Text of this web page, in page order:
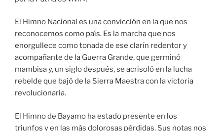
El Himno Nacional es una convicción en la que nos
reconocemos como país. Es la marcha que nos
enorgullece como tonada de ese clarín redentor y
acompañante de la Guerra Grande, que germinó
mambisa y, un siglo después, se acrisoló en la lucha
rebelde que bajó de la Sierra Maestra con la victoria
revolucionaria.
El Himno de Bayamo ha estado presente en los
triunfos y en las más dolorosas pérdidas. Sus notas nos